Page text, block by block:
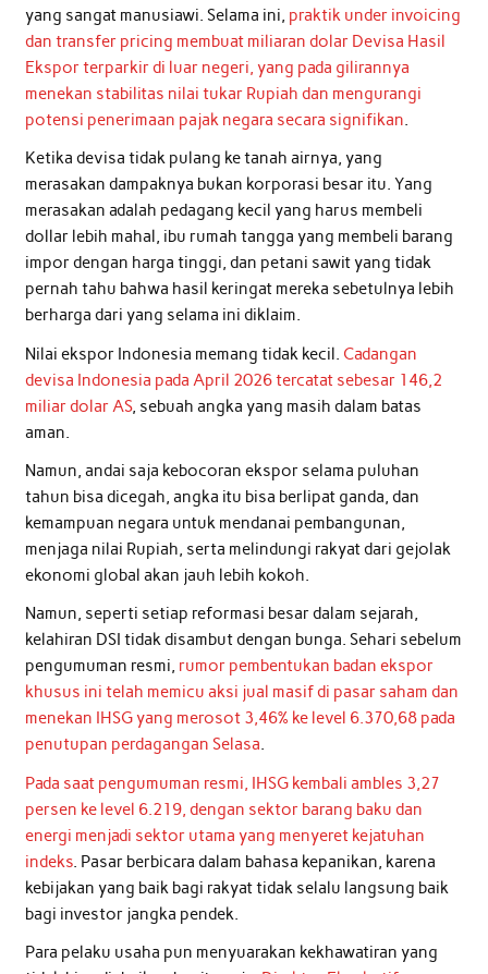
yang sangat manusiawi. Selama ini, praktik under invoicing
dan transfer pricing membuat miliaran dolar Devisa Hasil
Ekspor terparkir di luar negeri, yang pada gilirannya
menekan stabilitas nilai tukar Rupiah dan mengurangi
potensi penerimaan pajak negara secara signifikan.
Ketika devisa tidak pulang ke tanah airnya, yang
merasakan dampaknya bukan korporasi besar itu. Yang
merasakan adalah pedagang kecil yang harus membeli
dollar lebih mahal, ibu rumah tangga yang membeli barang
impor dengan harga tinggi, dan petani sawit yang tidak
pernah tahu bahwa hasil keringat mereka sebetulnya lebih
berharga dari yang selama ini diklaim.
Nilai ekspor Indonesia memang tidak kecil. Cadangan
devisa Indonesia pada April 2026 tercatat sebesar 146,2
miliar dolar AS, sebuah angka yang masih dalam batas
aman.
Namun, andai saja kebocoran ekspor selama puluhan
tahun bisa dicegah, angka itu bisa berlipat ganda, dan
kemampuan negara untuk mendanai pembangunan,
menjaga nilai Rupiah, serta melindungi rakyat dari gejolak
ekonomi global akan jauh lebih kokoh.
Namun, seperti setiap reformasi besar dalam sejarah,
kelahiran DSI tidak disambut dengan bunga. Sehari sebelum
pengumuman resmi, rumor pembentukan badan ekspor
khusus ini telah memicu aksi jual masif di pasar saham dan
menekan IHSG yang merosot 3,46% ke level 6.370,68 pada
penutupan perdagangan Selasa.
Pada saat pengumuman resmi, IHSG kembali ambles 3,27
persen ke level 6.219, dengan sektor barang baku dan
energi menjadi sektor utama yang menyeret kejatuhan
indeks. Pasar berbicara dalam bahasa kepanikan, karena
kebijakan yang baik bagi rakyat tidak selalu langsung baik
bagi investor jangka pendek.
Para pelaku usaha pun menyuarakan kekhawatiran yang